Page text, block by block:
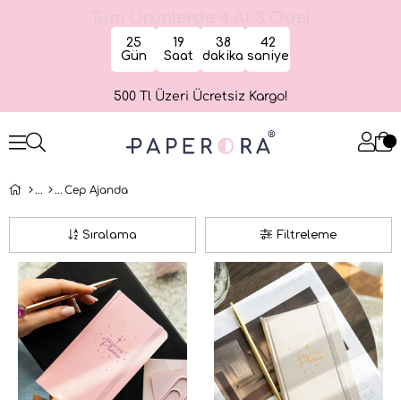
25
Gün
19
Saat
38
dakika
41
saniye
500 Tl Üzeri Ücretsiz Kargo!
Cep Ajanda
Filtreleme
Sıralama